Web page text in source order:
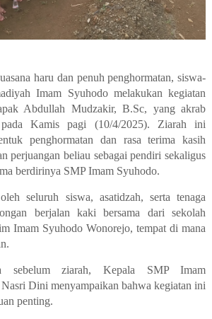
haru dan penuh penghormatan, siswa-
Imam Syuhodo melakukan kegiatan
Abdullah Mudzakir, B.Sc, yang akrab
Kamis pagi (10/4/2025). Ziarah ini
penghormatan dan rasa terima kasih
perjuangan beliau sebagaipendiri sekaligus
berdirinya SMP Imam Syuhodo.
seluruh siswa, asatidzah, serta tenaga
berjalan kaki bersama dari sekolah
Imam Syuhodo Wonorejo, tempat di mana
sebelum ziarah,Kepala SMP Imam
Dini menyampaikan bahwa kegiatan ini
penting.